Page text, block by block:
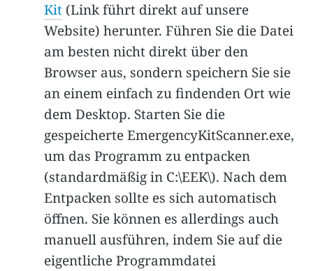
Kit(Link führt direkt auf unsere
Website) herunter. Führen Sie die Datei
am besten nicht direkt über den
Browser aus, sondern speichern Sie sie
an einem einfach zu findenden Ort wie
dem Desktop. Starten Sie die
gespeicherte EmergencyKitScanner.exe,
um das Programm zu entpacken
(standardmäßig in C:\EEK\). Nach dem
Entpacken sollte es sich automatisch
öffnen. Sie können es allerdings auch
manuell ausführen, indem Sie auf die
eigentliche Programmdatei